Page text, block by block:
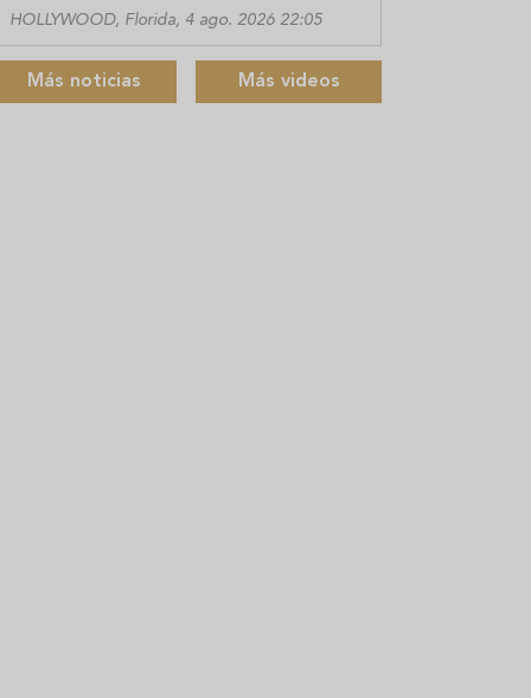
HOLLYWOOD, Florida, 4 ago. 2026 22:05
Más noticias Más videos